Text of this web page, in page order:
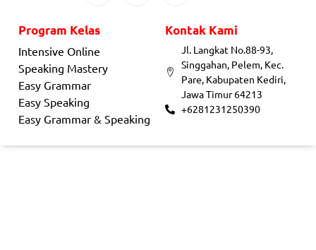
Program Kelas
Intensive Online
Speaking Mastery
Easy Grammar
Easy Speaking
Easy Grammar & Speaking
Kontak Kami
Jl. Langkat No.88-93,
Singgahan, Pelem, Kec.
Pare, Kabupaten Kediri,
Jawa Timur 64213
+6281231250390